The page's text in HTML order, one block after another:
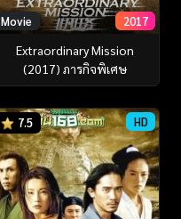
Movie 2017
Extraordinary Mission
(2017) ภารกิจพิเศษ
7.5 HD